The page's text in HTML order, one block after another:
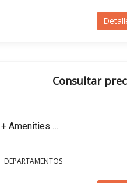
EN VENTA – Depto 2 Dorm. + Balcón + Amenities !! – Avellaneda bis 400, Rosario
Consultar
DEPARTAMENTOS